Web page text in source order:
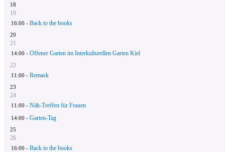
18
19
16:00 - Back to the books
20
21
14:00 - Offener Garten im Interkulturellen Garten Kiel
22
11:00 - Remask
23
24
11:00 - Näh-Treffen für Frauen
14:00 - Garten-Tag
25
26
16:00 - Back to the books